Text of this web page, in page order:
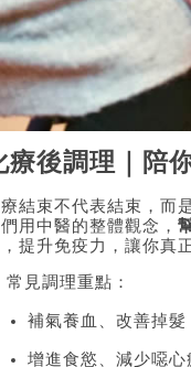
療後調理｜陪
結束不代表結束，而
用中醫的整體觀念，
提升免疫力，讓你真
常見調理重點：
補氣養血、改善掉髮
增進食慾、減少噁心